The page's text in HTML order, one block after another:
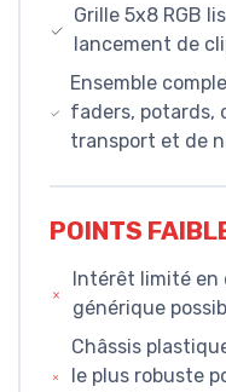
Grille 5x8 RGB
lancement de
Ensemble
faders, potards,
transport et de
POINTS
Intérêt limité en
générique
Châssis
le plus robuste